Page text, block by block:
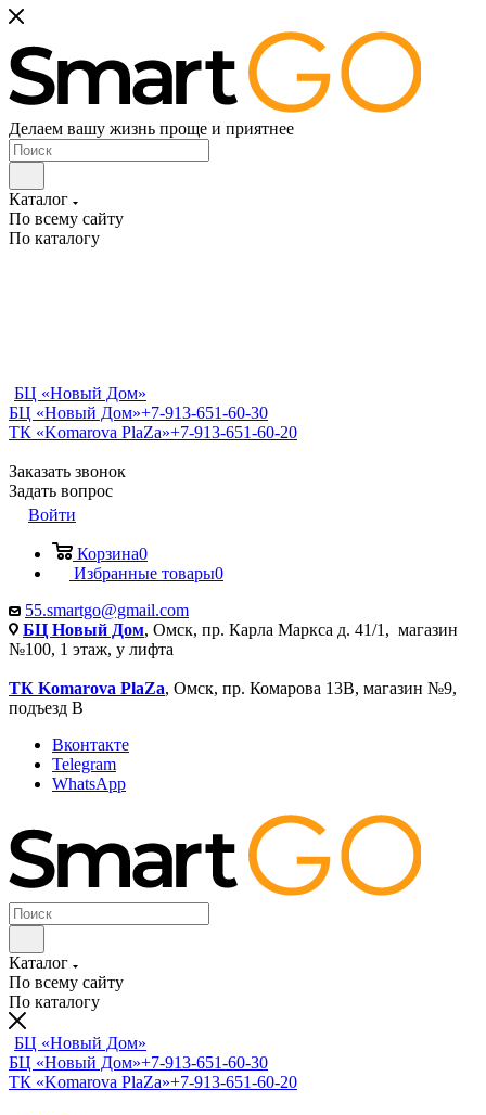
Делаем вашу жизнь проще и приятнее
Каталог
По всему сайту
По каталогу
БЦ «Новый Дом»
БЦ «Новый Дом»+7-913-651-60-30
ТК «Komarova PlaZa»+7-913-651-60-20
Заказать звонок
Задать вопрос
Войти
Корзина0
Избранные товары0
55.smartgo@gmail.com
БЦ Новый Дом, Омск, пр. Карла Маркса д. 41/1, магазин
№100, 1 этаж, у лифта
ТК Komarova PlaZa, Омск, пр. Комарова 13В, магазин №9,
подъезд В
Вконтакте
Telegram
WhatsApp
Каталог
По всему сайту
По каталогу
БЦ «Новый Дом»
БЦ «Новый Дом»+7-913-651-60-30
ТК «Komarova PlaZa»+7-913-651-60-20